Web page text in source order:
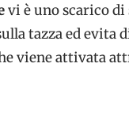
vi è uno scarico di
tazza ed evita
viene attivata